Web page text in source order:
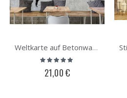
Weltkarte auf Betonwand Fototapete
Bewertung:
100%
21,00 €